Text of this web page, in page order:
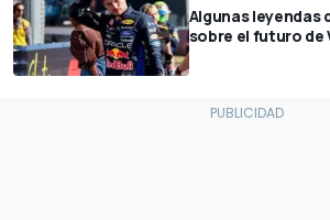
Algunas leyendas
sobre el futuro de